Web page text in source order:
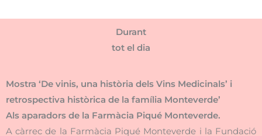
Durant
tot el dia
Mostra ‘De vinis, una història dels Vins Medicinals’ i
retrospectiva històrica de la família Monteverde’
Als aparadors de la Farmàcia Piqué Monteverde.
A càrrec de la Farmàcia Piqué Monteverde i la Fundació